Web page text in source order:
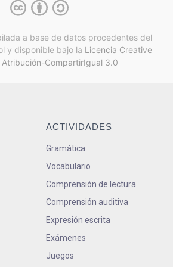
a base de datos procedentes del
y disponible bajo la Licencia Creative
Atribución-CompartirIgual 3.0
ACTIVIDADES
Gramática
Vocabulario
Comprensión de lectura
Comprensión auditiva
Expresión escrita
Exámenes
Juegos